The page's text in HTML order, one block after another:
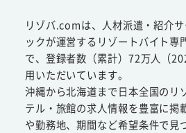
リゾバ.comは、人材派遣・紹介
ックが運営するリゾートバイト専
で、登録者数（累計）72万人（
用いただいています。
沖縄から北海道まで日本全国のリ
テル・旅館の求人情報を豊富に掲
や勤務地、期間など希望条件で見